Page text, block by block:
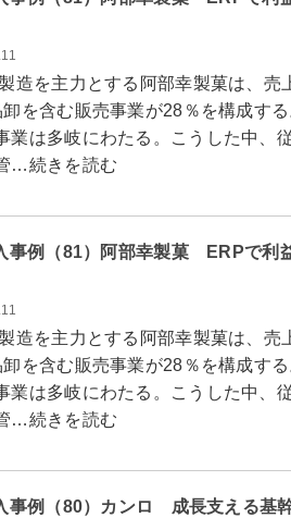
を主力とする阿部幸製菓は、売
を含む販売事業が28％を構成す
業は多岐にわたる。こうした中、
…続きを読む
事例（81）阿部幸製菓 ERPで利
を主力とする阿部幸製菓は、売
を含む販売事業が28％を構成す
業は多岐にわたる。こうした中、
…続きを読む
事例（80）カンロ 成長支える基